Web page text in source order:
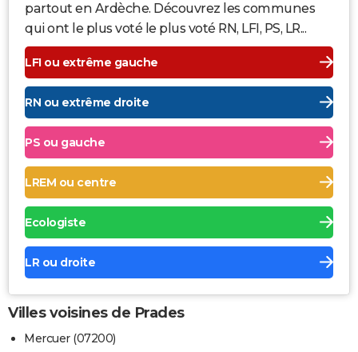
partout en Ardèche. Découvrez les communes
qui ont le plus voté le plus voté RN, LFI, PS, LR...
LFI ou extrême gauche
RN ou extrême droite
PS ou gauche
LREM ou centre
Ecologiste
LR ou droite
Villes voisines de Prades
Mercuer (07200)